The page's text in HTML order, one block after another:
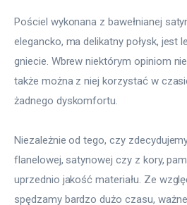
Pościel wykonana z bawełnianej
elegancko, ma delikatny połysk, jest
gniecie. Wbrew niektórym opiniom
także można z niej korzystać w
żadnego dyskomfortu.
Niezależnie od tego, czy
flanelowej, satynowej czy z kory,
uprzednio jakość materiału. Ze
spędzamy bardzo dużo czasu,